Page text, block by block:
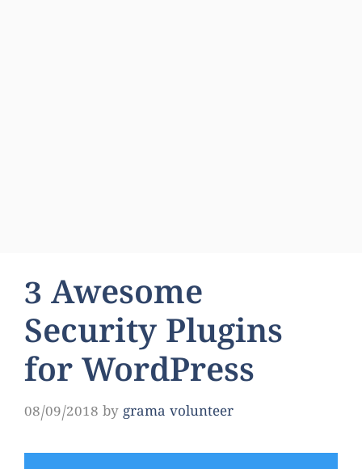
3 Awesome
Security Plugins
for WordPress
08/09/2018 by grama volunteer